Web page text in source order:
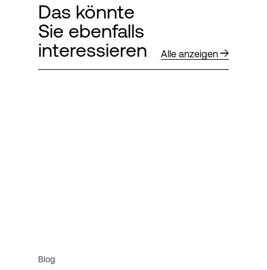
Das könnte
Sie ebenfalls
interessieren
Alle anzeigen
Blog